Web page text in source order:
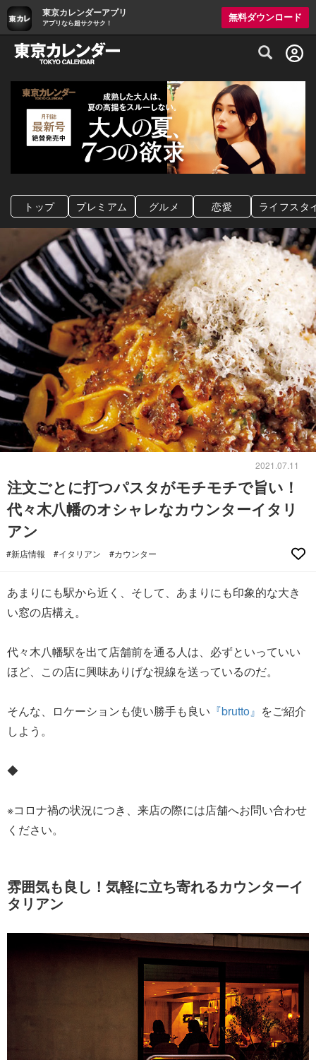
東京カレンダーアプリ
アプリなら超サクサク！
無料ダウンロード
グルメ情報・プレミアムレストラン予約
トップ プレミアム グルメ 恋愛 ライフスタ
2021.07.11
注文ごとに打つパスタがモチモチで旨い！
代々木八幡のオシャレなカウンターイタリ
アン
#新店情報 #イタリアン #カウンター
あまりにも駅から近く、そして、あまりにも印象的な大き
い窓の店構え。
代々木八幡駅を出て店舗前を通る人は、必ずといっていい
ほど、この店に興味ありげな視線を送っているのだ。
そんな、ロケーションも使い勝手も良い 『brutto』 をご紹介
しよう。
◆
※コロナ禍の状況につき、来店の際には店舗へお問い合わせ
ください。
雰囲気も良し！気軽に立ち寄れるカウンターイ
タリアン